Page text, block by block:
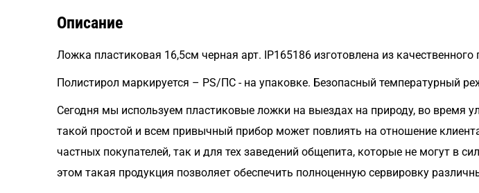
Описание
Ложка пластиковая 16,5см черная арт. IP165186 изготовлена из качественного
Полистирол маркируется – PS/ПС - на упаковке. Безопасный температурный
Сегодня мы используем пластиковые ложки на выездах на природу, во время
такой простой и всем привычный прибор может повлиять на отношение
частных покупателей, так и для тех заведений общепита, которые не могут в
этом такая продукция позволяет обеспечить полноценную сервировку